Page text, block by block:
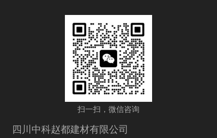
扫一扫，微信咨询
四川中科赵都建材有限公司